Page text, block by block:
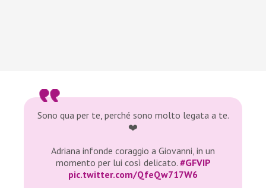
Sono qua per te, perché sono molto legata a te.
❤️
Adriana infonde coraggio a Giovanni, in un
momento per lui così delicato. #GFVIP
pic.twitter.com/QfeQw717W6